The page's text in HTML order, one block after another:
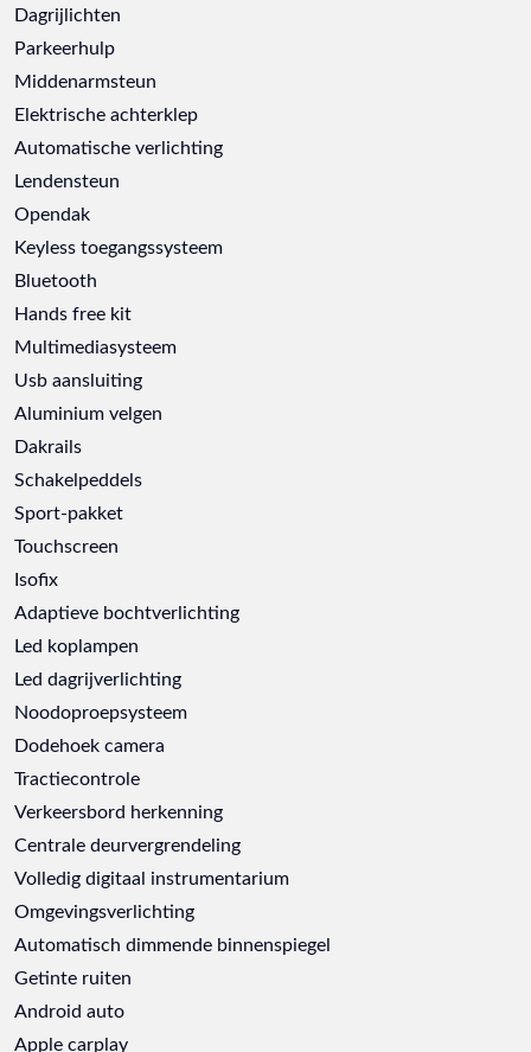
Dagrijlichten
Parkeerhulp
Middenarmsteun
Elektrische achterklep
Automatische verlichting
Lendensteun
Opendak
Keyless toegangssysteem
Bluetooth
Hands free kit
Multimediasysteem
Usb aansluiting
Aluminium velgen
Dakrails
Schakelpeddels
Sport-pakket
Touchscreen
Isofix
Adaptieve bochtverlichting
Led koplampen
Led dagrijverlichting
Noodoproepsysteem
Dodehoek camera
Tractiecontrole
Verkeersbord herkenning
Centrale deurvergrendeling
Volledig digitaal instrumentarium
Omgevingsverlichting
Automatisch dimmende binnenspiegel
Getinte ruiten
Android auto
Apple carplay